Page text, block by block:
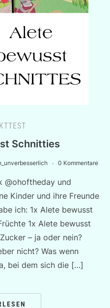
Schnitties
0 Kommentare
@ohoftheday und
Kinder und ihre Freunde
ich: 1x Alete bewusst
1x Alete bewusst
– ja oder nein?
nicht? Was wenn
bei dem sich die […]